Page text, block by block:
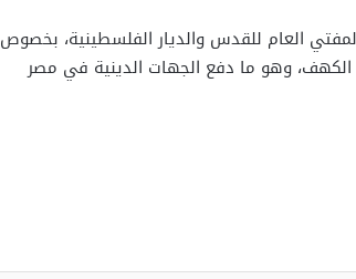
العام للقدس والديار الفلسطينية، بخصوص
وهو ما دفع الجهات الدينية في مصر